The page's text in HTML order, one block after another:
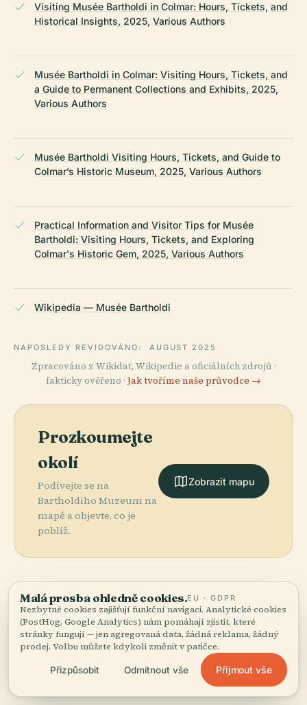
Visiting Musée Bartholdi in Colmar: Hours, Tickets, and
Historical Insights, 2025, Various Authors
Musée Bartholdi in Colmar: Visiting Hours, Tickets, and
a Guide to Permanent Collections and Exhibits, 2025,
Various Authors
Musée Bartholdi Visiting Hours, Tickets, and Guide to
Colmar’s Historic Museum, 2025, Various Authors
Practical Information and Visitor Tips for Musée
Bartholdi: Visiting Hours, Tickets, and Exploring
Colmar's Historic Gem, 2025, Various Authors
Wikipedia — Musée Bartholdi
NAPOSLEDY REVIDOVÁNO: AUGUST 2025
Zpracováno z Wikidat, Wikipedie a oficiálních zdrojů ·
fakticky ověřeno · Jak tvoříme naše průvodce →
Prozkoumejte
okolí
Podívejte se na
Bartholdiho Muzeum na
mapě a objevte, co je
poblíž.
Zobrazit mapu
More inColmar.
11 míst k objevení — pár, která stojí za to spojit
dohromady.
Museum
PLACE
Kostel Svatého
Martina,
Colmar
Městské
PLACE
Synagoga V
Malá prosba ohledně cookies.EU · GDPR
Nezbytné cookies zajišťují funkční navigaci. Analytické cookies
(PostHog, Google Analytics) nám pomáhají zjistit, které
stránky fungují — jen agregovaná data, žádná reklama, žádný
prodej. Volbu můžete kdykoli změnit v patičce.
Přizpůsobit Odmítnout vše Přijmout vše